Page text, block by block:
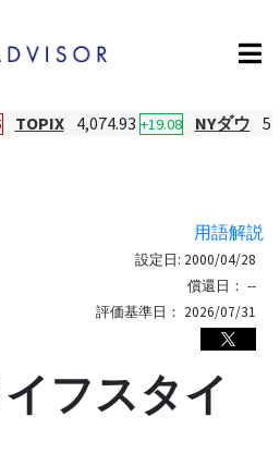
TOPIX 4,074.93 +19.08 NYダウ
用語解説
設定日: 2000/04/28
償還日： --
評価基準日： 2026/07/31
フスタイ